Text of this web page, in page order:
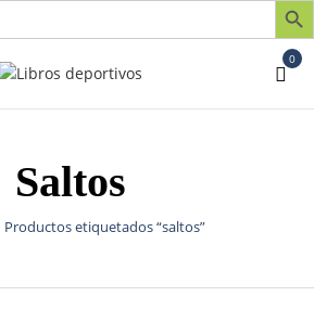
0
Saltos
Productos etiquetados “saltos”